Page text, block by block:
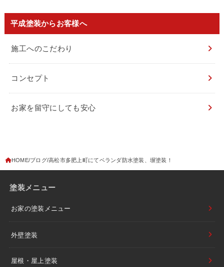
平成塗装からお客様へ
施工へのこだわり
コンセプト
お家を留守にしても安心
HOME ブログ 高松市多肥上町にてベランダ防水塗装、塀塗装！
塗装メニュー
お家の塗装メニュー
外壁塗装
屋根・屋上塗装